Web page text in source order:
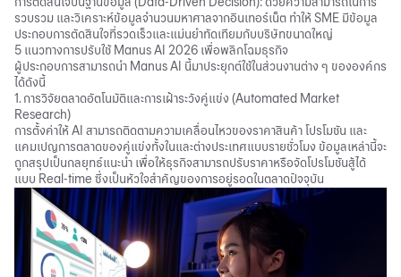
รวบรวม และวิเคราะห์ข้อมูลจำนวนมหาศาลจากอินเทอร์เน็ต ทำให้ SME มีข้อมูล
ประกอบการตัดสินใจที่รวดเร็วและแม่นยำทัดเทียมกับบริษัทขนาดใหญ่
5 แนวทางการปรับใช้ Manus AI 2026 เพื่อพลิกโฉมธุรกิจ
ผู้ประกอบการสามารถนำ Manus AI นี้มาประยุกต์ใช้ในส่วนงานต่าง ๆ ขององค์กร
ได้ดังนี้
1. การวิจัยตลาดอัตโนมัติและการเฝ้าระวังคู่แข่ง (Automated Market
Research)
การตั้งค่าให้ AI สามารถติดตามความเคลื่อนไหวของราคาสินค้า โปรโมชัน และ
แคมเปญการตลาดของคู่แข่งทั้งในและต่างประเทศแบบรายชั่วโมง ข้อมูลเหล่านี้จะ
ถูกสรุปเป็นกลยุทธ์แนะนำ เพื่อให้ธุรกิจสามารถปรับราคาหรือจัดโปรโมชันสู้ได้
แบบ Real-time ซึ่งเป็นหัวใจสำคัญของการอยู่รอดในตลาดปัจจุบัน